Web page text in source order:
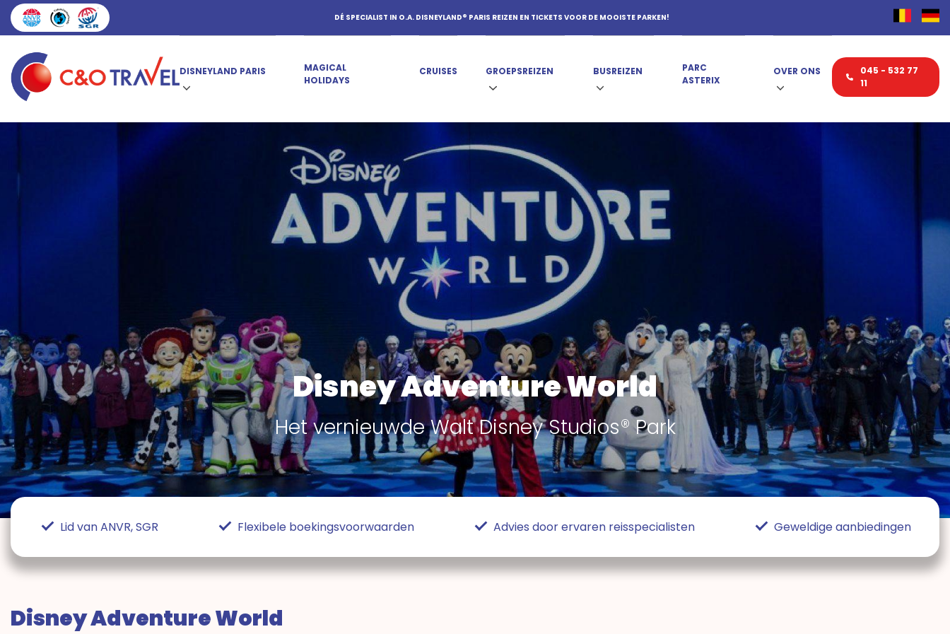
DÉ SPECIALIST IN O.A. DISNEYLAND® PARIS REIZEN EN TICKETS VOOR DE MOOISTE PARKEN!
DISNEYLAND PARIS
MAGICAL
HOLIDAYS
CRUISES GROEPSREIZEN BUSREIZEN
PARC
ASTERIX
OVER ONS
045 - 532 77
11
Disney Adventure World
Het vernieuwde Walt Disney Studios® Park
Lid van ANVR, SGR Flexibele boekingsvoorwaarden Advies door ervaren reisspecialisten Geweldige aanbiedingen
Disney Adventure World